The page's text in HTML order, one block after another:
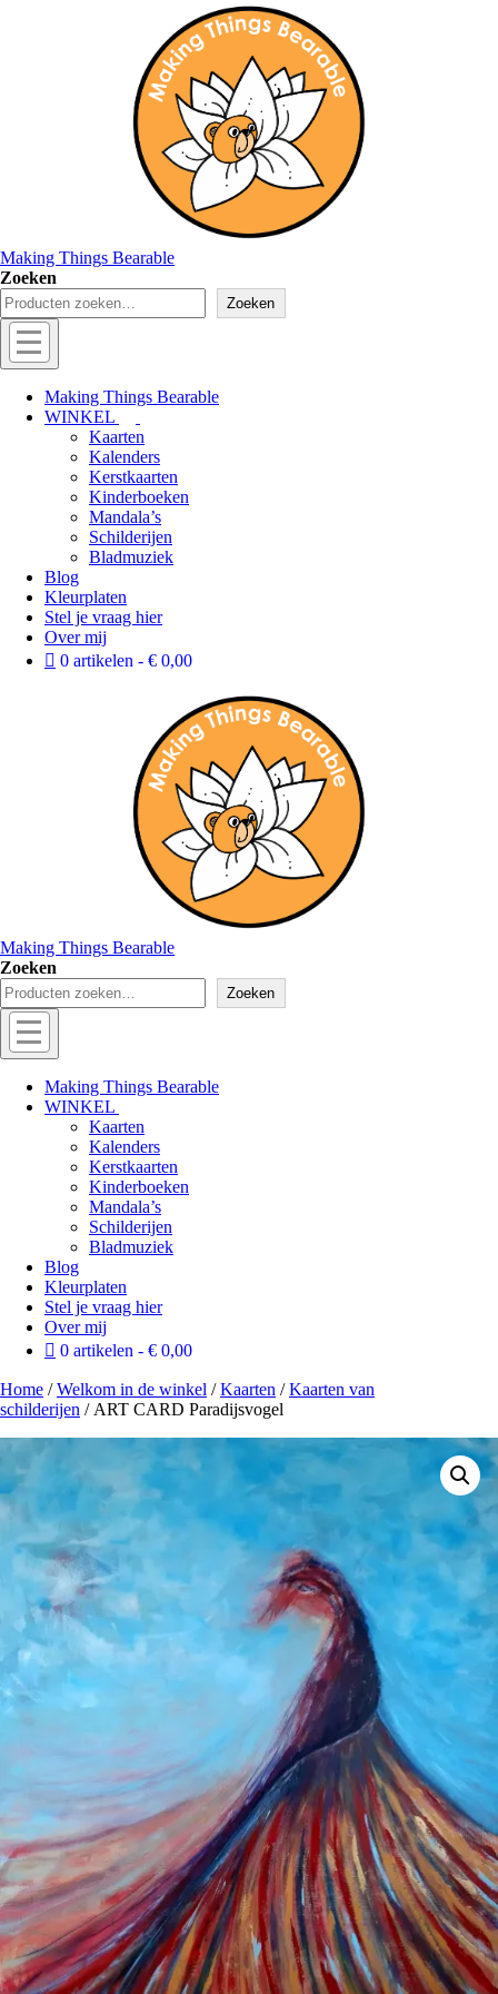
Making Things Bearable
Zoeken
Zoeken
Hoofd
navigatie
Menu
Making Things Bearable
WINKEL
Kaarten
Kalenders
Kerstkaarten
Kinderboeken
Mandala’s
Schilderijen
Bladmuziek
Blog
Kleurplaten
Stel je vraag hier
Over mij
0 artikelen
€ 0,00
Making Things Bearable
Zoeken
Zoeken
Menu
Off
canvas
Making Things Bearable
WINKEL
Kaarten
Kalenders
Kerstkaarten
Kinderboeken
Mandala’s
Schilderijen
Bladmuziek
Blog
Kleurplaten
Stel je vraag hier
Over mij
0 artikelen
€ 0,00
Home /Welkom in de winkel /Kaarten /Kaarten van
schilderijen / ART CARD Paradijsvogel